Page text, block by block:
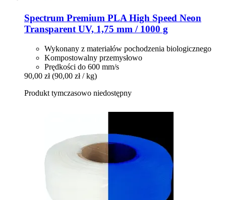
Spectrum Premium PLA High Speed Neon
Transparent UV, 1,75 mm / 1000 g
Wykonany z materiałów pochodzenia biologicznego
Kompostowalny przemysłowo
Prędkości do 600 mm/s
90,00 zł (90,00 zł / kg)
Produkt tymczasowo niedostępny